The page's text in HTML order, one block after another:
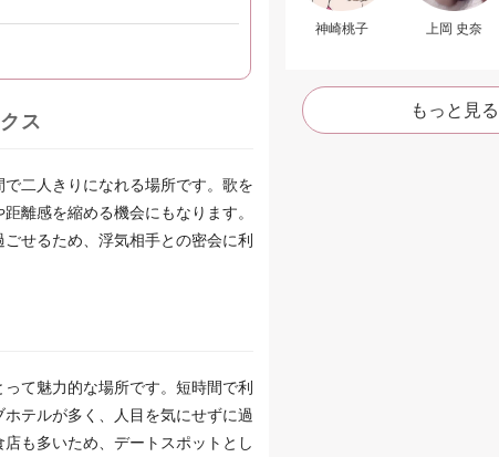
ス
二人きりになれる場所です。歌を
離感を縮める機会にもなります。
せるため、浮気相手との密会に利
て魅力的な場所です。短時間で利
テルが多く、人目を気にせずに過
も多いため、デートスポットとし
神崎桃子 上岡 史奈
もっと見る